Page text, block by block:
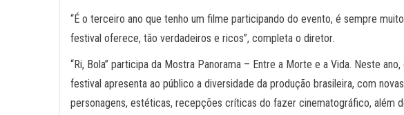
“É o terceiro ano que tenho um filme participando do evento, é sempre
festival oferece, tão verdadeiros e ricos”, completa o diretor.
“Ri, Bola” participa da Mostra Panorama – Entre a Morte e a Vida. Neste
festival apresenta ao público a diversidade da produção brasileira, com
personagens, estéticas, recepções críticas do fazer cinematográfico, além